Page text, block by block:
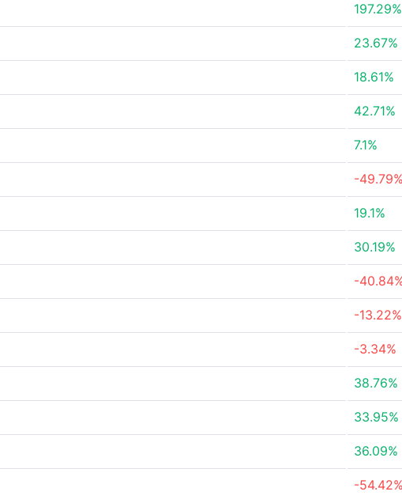
197.29%
23.67%
18.61%
42.71%
7.1%
-49.79%
19.1%
30.19%
-
-13.22%
-3.34%
38.76%
33.95%
36.09%
-54.42%